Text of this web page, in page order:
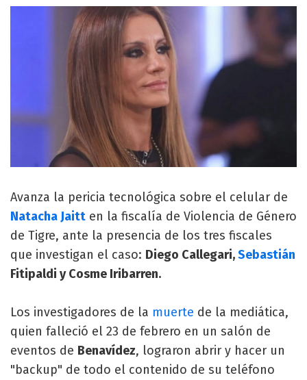
Avanza la pericia tecnológica sobre el celular de
Natacha Jaitt en la fiscalía de Violencia de Género
de Tigre, ante la presencia de los tres fiscales
que investigan el caso: Diego Callegari,Sebastián
Fitipaldi y Cosme Iribarren.
Los investigadores de la muerte de la mediática,
quien falleció el 23 de febrero en un salón de
eventos de Benavídez, lograron abrir y hacer un
"backup" de todo el contenido de su teléfono